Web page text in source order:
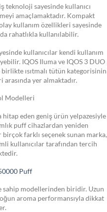
teknoloji sayesinde kullanıcı
amaçlamaktadır. Kompakt
kullanım özellikleri sayesinde
rahatlıkla kullanılabilir.
kullanıcılar kendi kullanım
IQOS Iluma ve IQOS 3 DUO
ısıtmalı tütün kategorisinin
yer almaktadır.
Modelleri
hitap eden geniş ürün yelpazesiyle
puff cihazlardan yeniden
farklı seçenek sunan marka,
kullanıcılar tarafından tercih
Puff
sahip modellerinden biridir. Uzun
aroma performansıyla dikkat